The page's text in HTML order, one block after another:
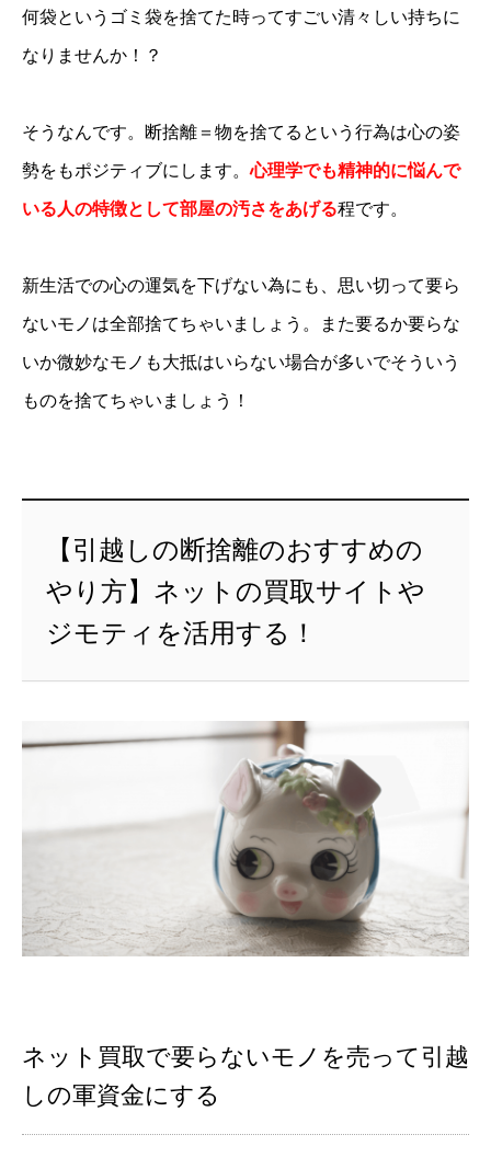
何袋というゴミ袋を捨てた時ってすごい清々しい持ちに
なりませんか！？
そうなんです。断捨離＝物を捨てるという行為は心の姿
勢をもポジティブにします。心理学でも精神的に悩んで
いる人の特徴として部屋の汚さをあげる程です。
新生活での心の運気を下げない為にも、思い切って要ら
ないモノは全部捨てちゃいましょう。また要るか要らな
いか微妙なモノも大抵はいらない場合が多いでそういう
ものを捨てちゃいましょう！
【引越しの断捨離のおすすめの
やり方】ネットの買取サイトや
ジモティを活用する！
ネット買取で要らないモノを売って引越
しの軍資金にする